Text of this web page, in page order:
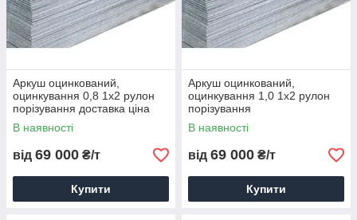
Аркуш оцинкований,
оцинкування 0,8 1х2 рулон
порізування доставка ціна
В наявності
від 69 000 ₴/т
Купити
Аркуш оцинкований,
оцинкування 1,0 1х2 рулон
порізування
В наявності
від 69 000 ₴/т
Купити